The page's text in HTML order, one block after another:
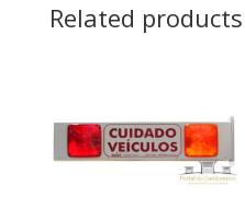
Related products